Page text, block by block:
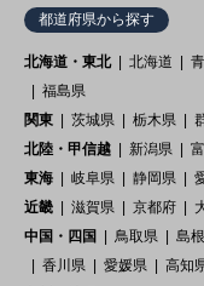
都道府県から探す
北海道・東北 北海道
福島県
関東
茨城県 栃木県
北陸・甲信越
新潟県
東海
岐阜県 静岡県
近畿
滋賀県 京都府
中国・四国
鳥取県 島
香川県
愛媛県
高知